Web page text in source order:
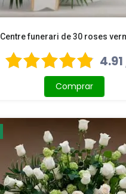
Centre funerari de 30 roses
Comprar